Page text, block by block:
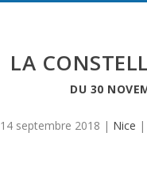
LA
DU 30
14 septembre 2018 | Nice